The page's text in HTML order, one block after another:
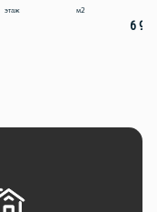
этаж м2
6 900